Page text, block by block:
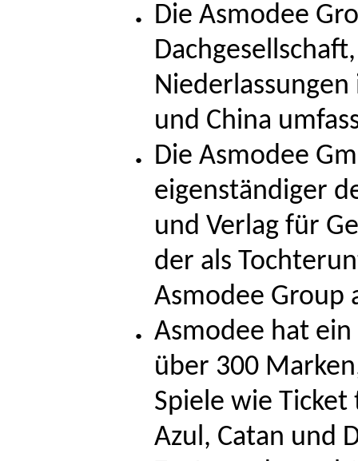
Die Asmodee
Niederlassungen
und China
Die Asmodee
eigenständiger
und Verlag für
der als
Asmodee Group
Asmodee hat
über 300
Spiele wie
Azul, Catan und